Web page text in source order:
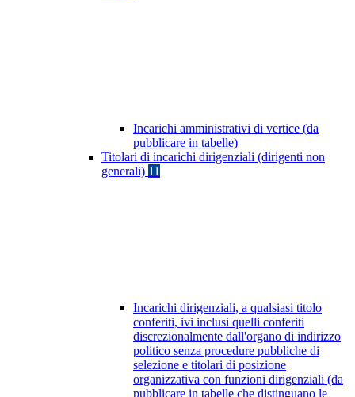
Incarichi amministrativi di vertice (da
pubblicare in tabelle)
Titolari di incarichi dirigenziali (dirigenti non
generali) 11
Incarichi dirigenziali, a qualsiasi titolo
conferiti, ivi inclusi quelli conferiti
discrezionalmente dall'organo di indirizzo
politico senza procedure pubbliche di
selezione e titolari di posizione
organizzativa con funzioni dirigenziali (da
pubblicare in tabelle che distinguano le